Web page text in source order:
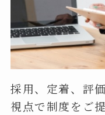
採用、定着、評
視点で制度をご